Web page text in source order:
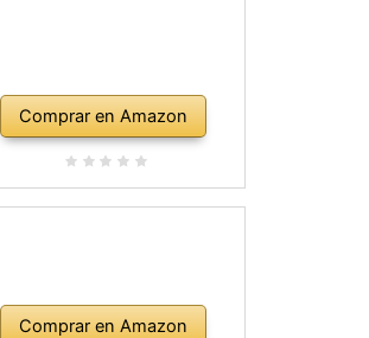
Comprar en Amazon
Comprar en Amazon